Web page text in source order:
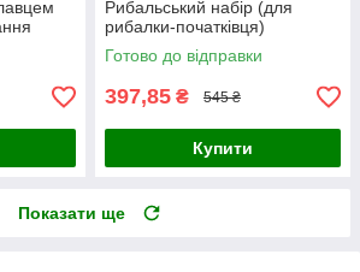
Рибальський набір (для
рибалки-початківця)
Готово до відправки
397,85 ₴ 545 ₴
Купити
Показати ще